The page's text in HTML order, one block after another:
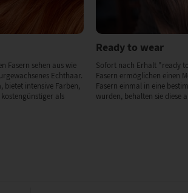
Fasern sehen aus wie
Echthaar.
bietet intensive Farben,
als
Ready to wear
Sofort nach Erhalt "ready
Fasern ermöglichen einen
Fasern einmal in eine
wurden, behalten sie diese